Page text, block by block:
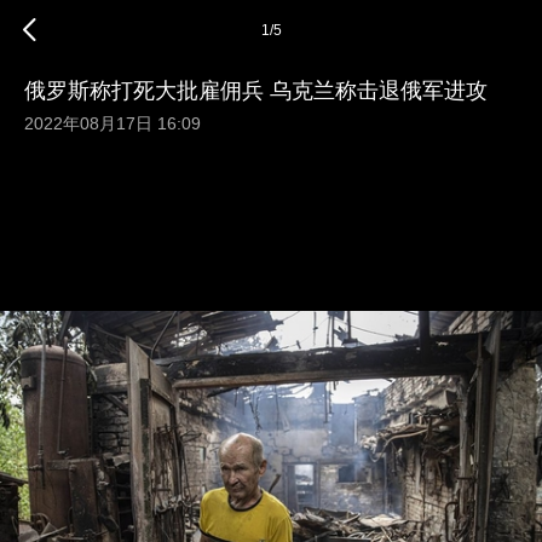
1/5
俄罗斯称打死大批雇佣兵 乌克兰称击退俄军进攻
2022年08月17日 16:09